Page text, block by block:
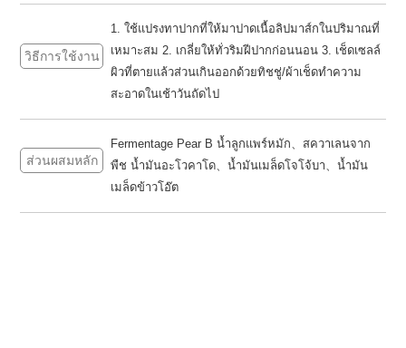
วิธีการใช้งาน
1. ใช้แปรงทาปากที่ให้มาปาดเนื้อลิปมาส์กในปริมาณที่
เหมาะสม 2. เกลี่ยให้ทั่วริมฝีปากก่อนนอน 3. เช็ดเซลล์
ผิวที่ตายแล้วส่วนเกินออกด้วยทิชชู่/ผ้าเช็ดทําความ
สะอาดในเช้าวันถัดไป
ส่วนผสมหลัก
Fermentage Pear B น้ำลูกแพร์หมัก、สควาเลนจาก
พืช น้ำมันอะโวคาโด、น้ำมันเมล็ดโจโจ้บา、น้ำมัน
เมล็ดข้าวโอ๊ต